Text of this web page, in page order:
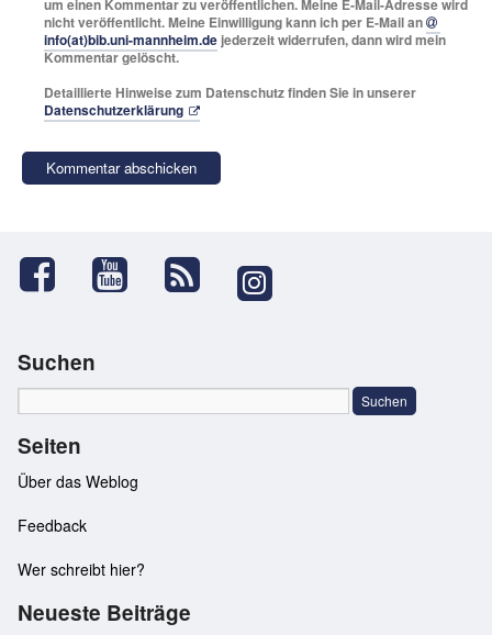
um einen Kommentar zu veröffentlichen. Meine E-Mail-Adresse wird
nicht veröffentlicht. Meine Einwilligung kann ich per E-Mail an
info(at)bib.uni-mannheim.de jederzeit widerrufen, dann wird mein
Kommentar gelöscht.
Detaillierte Hinweise zum Datenschutz finden Sie in unserer
Datenschutzerklärung
Suchen
Seiten
Über das Weblog
Feedback
Wer schreibt hier?
Neueste Beiträge